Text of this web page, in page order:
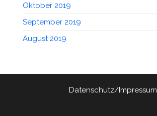
Oktober 2019
September 2019
August 2019
Datenschutz/Impressum